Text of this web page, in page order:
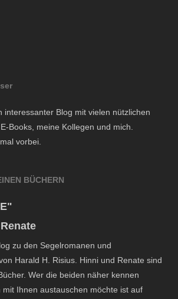
interessanter Blog mit vielen nützlichen
Books, meine Kollegen und mich.
vorbei.
BÜCHERN
zu den Segelromanen und
Harald H. Risius. Hinni und Renate sind
Wer die beiden näher kennen
mit Ihnen austauschen möchte ist auf